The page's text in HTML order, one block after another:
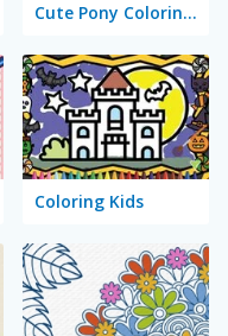
Cute Pony Coloring Book
Coloring Kids